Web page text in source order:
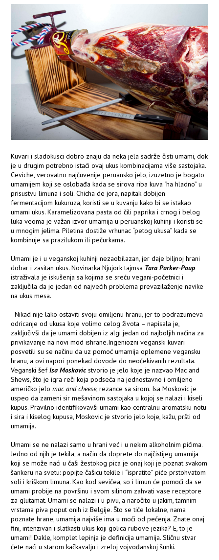
Kuvari i sladokusci dobro znaju da neka jela sadrže čisti umami, dok
je u drugim potrebno istaći ovaj ukus kombinacijama više sastojaka.
Ceviche, verovatno najčuvenije peruansko jelo, izuzetno je bogato
umamijem koji se oslobađa kada se sirova riba kuva “na hladno” u
prisustvu limuna i soli. Chicha de jora, napitak dobijen
fermentacijom kukuruza, koristi se u kuvanju kako bi se istakao
umami ukus. Karamelizovana pasta od čili paprika i crnog i belog
luka veoma je važan izvor umamija u peruanskoj kuhinji i koristi se
u mnogim jelima. Piletina dostiže vrhunac “petog ukusa” kada se
kombinuje sa prazilukom ili pečurkama.
Umami je i u veganskoj kuhinji nezaobilazan, jer daje biljnoj hrani
dobar i zasitan ukus. Novinarka Njujork tajmsa Tara Parker-Poup
istraživala je iskušenja sa kojima se sreću vegani-početnici i
zaključila da je jedan od najvećih problema prevazilaženje navike
na ukus mesa.
- Nikad nije lako ostaviti svoju omiljenu hranu, jer to podrazumeva
odricanje od ukusa koje volimo celog života – napisala je,
zaključivši da je umami dobijen iz algi jedan od najboljih načina za
privikavanje na novi mod ishrane.Ingeniozni veganski kuvari
posvetili su se načinu da uz pomoć umamija oplemene vegansku
hranu, a ovi napori ponekad dovode do neočekivanih rezultata.
Veganski šefIsa Moskovic stvorio je jelo koje je nazvao Mac and
Shews, što je igra reči koja podseća na jednostavno i omiljeno
američko jelomac and cheese, rezance sa sirom. Isa Moskovic je
uspeo da zameni sir mešavinom sastojaka u kojoj se nalazi i kiseli
kupus. Pravilno identifikovavši umami kao centralnu aromatsku notu
i sira i kiselog kupusa, Moskovic je stvorio jelo koje, kažu, pršti od
umamija.
Umami se ne nalazi samo u hrani već i u nekim alkoholnim pićima.
Jedno od njih je tekila, a način da doprete do najčistijeg umamija
koji se može naći u čaši žestokog pica je onaj koji je poznat svakom
šankeru na svetu: popijte čašicu tekile i “ispratite” piće prstohvatom
soli i kriškom limuna. Kao kod sevičea, so i limun će pomoći da se
umami probije na površinu i svom silinom zahvati vase receptore
za glutamat. Umami se nalazi i u pivu, a naročito u jakim, tamnim
vrstama piva poput onih iz Belgije. Što se tiče lokalne, nama
poznate hrane, umamija najviše ima u moči od pečenja. Znate onaj
fini, intenzivan i slatkasti ukus koji golica rubove jezika? E, to je
umami! Dakle, komplet lepinja je definicija umamija. Sličnu stvar
ćete naći u starom kačkavalju i zreloj vojvođanskoj šunki.